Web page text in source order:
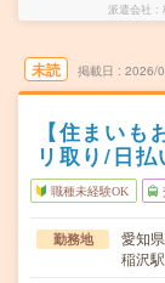
派遣会社
未読 掲載日 2026/
【住まい
リ取り/日払
職種未経験OK
勤務地
愛知
稲沢